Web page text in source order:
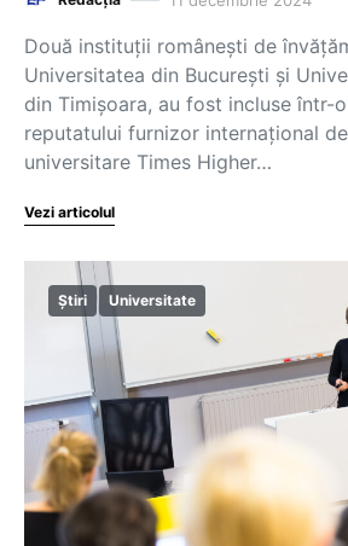
Două instituții românești de
Universitatea din București și
din Timișoara, au fost incluse într-
reputatului furnizor internațional
universitare Times Higher…
Vezi articolul
Știri Universitate